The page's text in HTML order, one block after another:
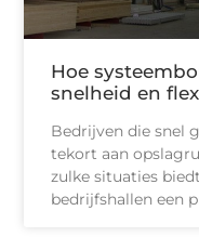
Hoe
snelheid en
Bedrijven die snel
tekort aan
zulke situaties
bedrijfshallen een